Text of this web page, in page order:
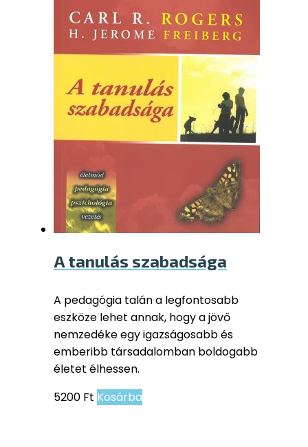
A tanulás szabadsága
A pedagógia talán a legfontosabb
eszköze lehet annak, hogy a jövő
nemzedéke egy igazságosabb és
emberibb társadalomban boldogabb
életet élhessen.
5200 Ft Kosárba